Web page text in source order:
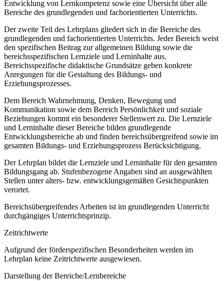
Entwicklung von Lernkompetenz sowie eine Übersicht über alle
Bereiche des grundlegenden und fachorientierten Unterrichts.
Der zweite Teil des Lehrplans gliedert sich in die Bereiche des
grundlegenden und fachorientierten Unterrichts. Jeder Bereich weist
den spezifischen Beitrag zur allgemeinen Bildung sowie die
bereichsspezifischen Lernziele und Lerninhalte aus.
Bereichsspezifische didaktische Grundsätze geben konkrete
Anregungen für die Gestaltung des Bildungs- und
Erziehungsprozesses.
Dem Bereich Wahrnehmung, Denken, Bewegung und
Kommunikation sowie dem Bereich Persönlichkeit und soziale
Beziehungen kommt ein besonderer Stellenwert zu. Die Lernziele
und Lerninhalte dieser Bereiche bilden grundlegende
Entwicklungsbereiche ab und finden bereichsübergreifend sowie im
gesamten Bildungs- und Erziehungsprozess Berücksichtigung.
Der Lehrplan bildet die Lernziele und Lerninhalte für den gesamten
Bildungsgang ab. Stufenbezogene Angaben sind an ausgewählten
Stellen unter alters- bzw. entwicklungsgemäßen Gesichtspunkten
verortet.
Bereichsübergreifendes Arbeiten ist im grundlegenden Unterricht
durchgängiges Unterrichtsprinzip.
Zeitrichtwerte
Aufgrund der förderspezifischen Besonderheiten werden im
Lehrplan keine Zeitrichtwerte ausgewiesen.
Darstellung der Bereiche/Lernbereiche